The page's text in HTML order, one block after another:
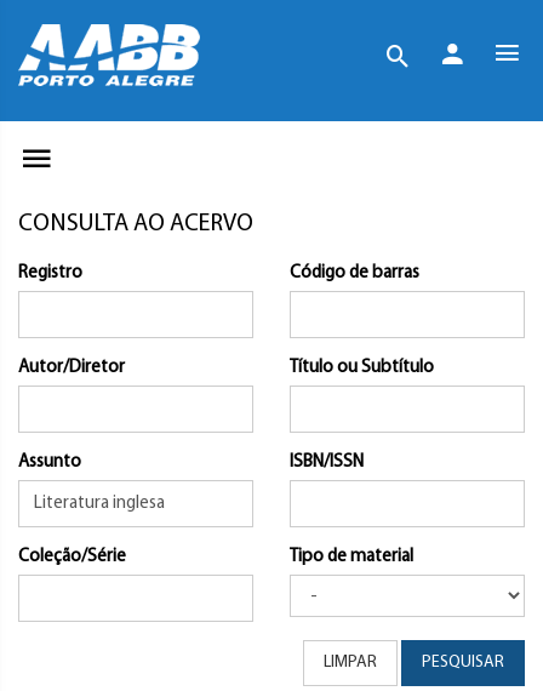
CONSULTA AO ACERVO
Registro Código de barras
Autor/Diretor Título ou Subtítulo
Assunto ISBN/ISSN
Coleção/Série Tipo de material
LIMPAR PESQUISAR